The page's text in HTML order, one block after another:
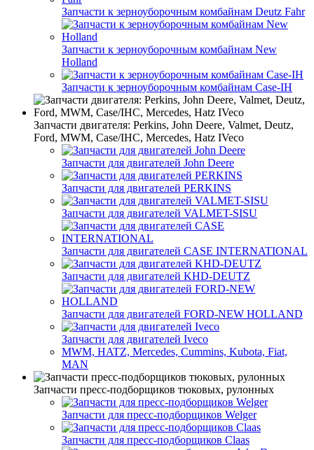
Запчасти к зерноуборочным комбайнам Deutz Fahr
Запчасти к зерноуборочным комбайнам New
Holland
Запчасти к зерноуборочным комбайнам Case-IH
Запчасти двигателя: Perkins, John Deere, Valmet, Deutz,
Ford, MWM, Case/IHC, Mercedes, Hatz IVeco
Запчасти для двигателей John Deere
Запчасти для двигателей PERKINS
Запчасти для двигателей VALMET-SISU
Запчасти для двигателей CASE INTERNATIONAL
Запчасти для двигателей KHD-DEUTZ
Запчасти для двигателей FORD-NEW HOLLAND
Запчасти для двигателей Iveco
MWM, HATZ, Mercedes, Cummins, Kubota, Fiat,
MAN
Запчасти пресс-подборщиков тюковых, рулонных
Запчасти для пресс-подборщиков Welger
Запчасти для пресс-подборщиков Claas